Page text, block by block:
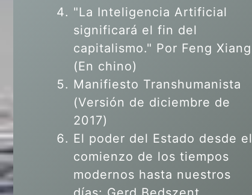
"La Inteligencia Artificial
significará el fin del
capitalismo." Por Feng Xiang
(En chino)
Manifiesto Transhumanista
(Versión de diciembre de
2017)
El poder del Estado desde el
comienzo de los tiempos
modernos hasta nuestros